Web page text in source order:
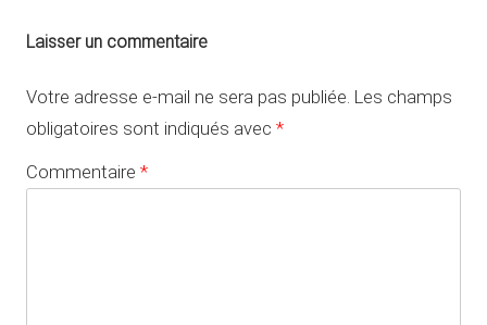
Laisser un commentaire
Votre adresse e-mail ne sera pas publiée. Les champs
obligatoires sont indiqués avec *
Commentaire *